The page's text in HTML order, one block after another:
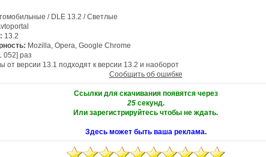
/ DLE 13.2 / Светлые
13.2
Mozilla, Opera, Google Chrome
052] раз
от версии 13.1 подходят к версии 13.2 и наоборот
Сообщить об ошибке
Ссылки для скачивания появятся через
25секунд.
Или зарегистрируйтесь чтобы не ждать.
Здесь может быть ваша реклама.